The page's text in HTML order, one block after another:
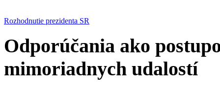
Rozhodnutie prezidenta SR
Odporúčania ako
mimoriadnych udalostí